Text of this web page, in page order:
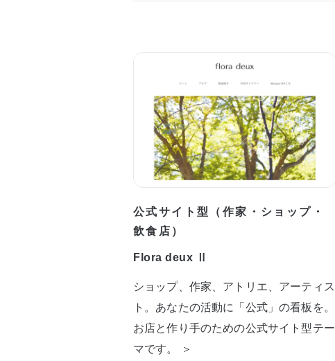
公式サイト型（作家・ショップ・
飲食店）
Flora deux Ⅱ
ショップ、作家、アトリエ、アーティス
ト。あなたの活動に「公式」の看板を。
お店と作り手のための公式サイト型テー
マです。 ＞